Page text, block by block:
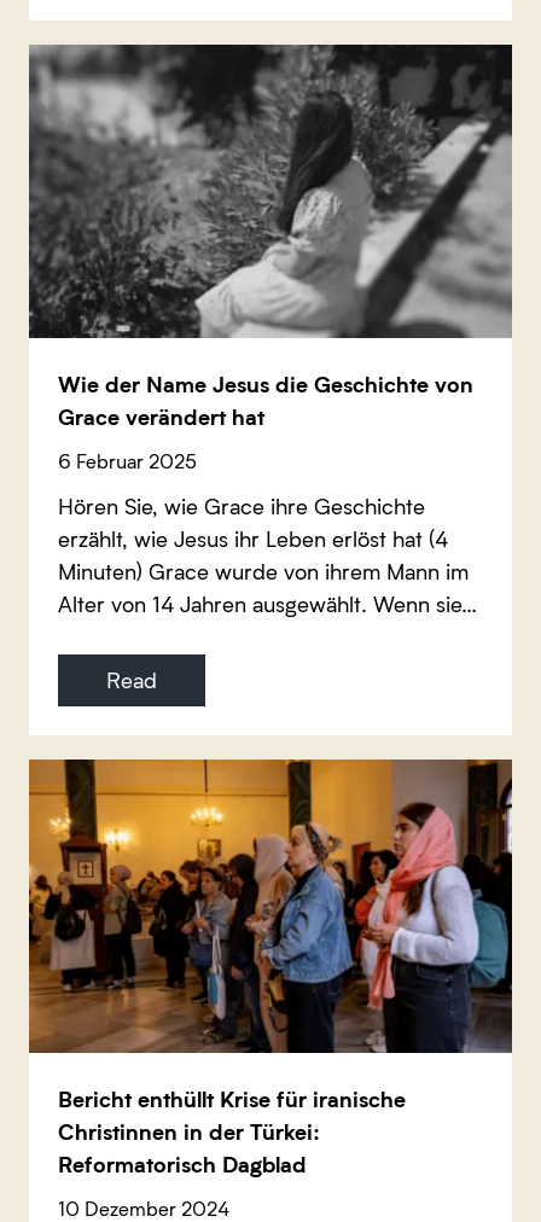
Wie der Name Jesus die Geschichte von
Grace verändert hat
6 Februar 2025
Hören Sie, wie Grace ihre Geschichte
erzählt, wie Jesus ihr Leben erlöst hat (4
Minuten) Grace wurde von ihrem Mann im
Alter von 14 Jahren ausgewählt. Wenn sie…
Read
Bericht enthüllt Krise für iranische
Christinnen in der Türkei:
Reformatorisch Dagblad
10 Dezember 2024